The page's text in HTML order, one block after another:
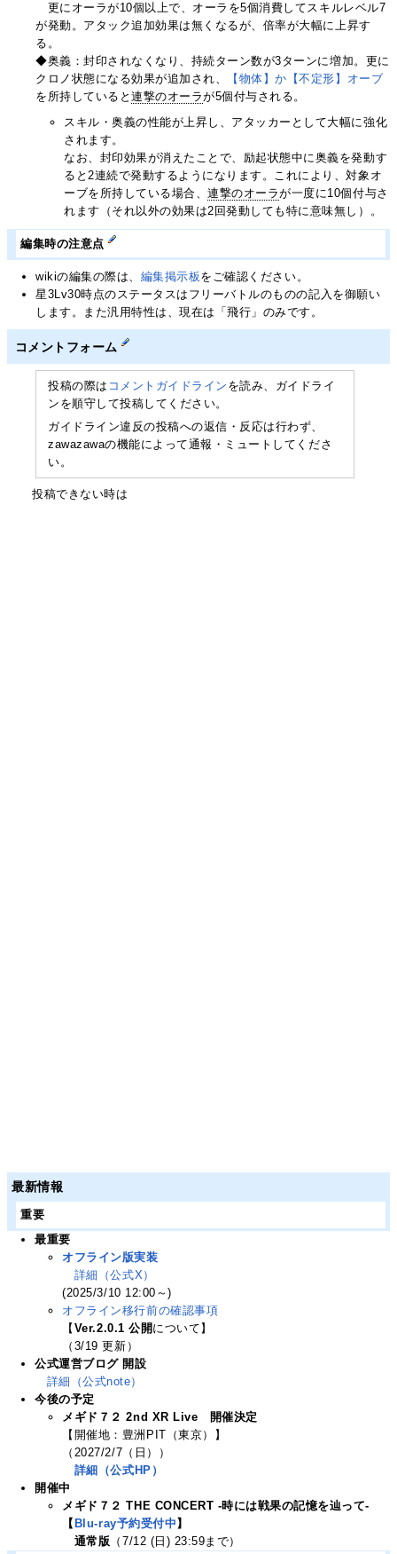
更にオーラが10個以上で、オーラを5個消費してスキルレベル7
が発動。アタック追加効果は無くなるが、倍率が大幅に上昇す
る。
◆奥義：封印されなくなり、持続ターン数が3ターンに増加。更に
クロノ状態になる効果が追加され、
【物体】か【不定形】オーブ
を所持していると連撃のオーラが5個付与される。
スキル・奥義の性能が上昇し、アタッカーとして大幅に強化
されます。
なお、封印効果が消えたことで、励起状態中に奥義を発動す
ると2連続で発動するようになります。これにより、対象オ
ーブを所持している場合、連撃のオーラが一度に10個付与さ
れます（それ以外の効果は2回発動しても特に意味無し）。
編集時の注意点
wikiの編集の際は、 編集掲示板をご確認ください。
星3Lv30時点のステータスはフリーバトルのものの記入を御願い
します。また汎用特性は、現在は「飛行」のみです。
コメントフォーム
投稿の際は コメントガイドライン を読み、ガイドライ
ンを順守して投稿してください。
ガイドライン違反の投稿への返信・反応は行わず、
zawazawaの機能によって通報・ミュートしてくださ
い。
投稿できない時は
最新情報
重要
最重要
オフライン版実装
詳細（公式X）
(2025/3/10 12:00～)
オフライン移行前の確認事項
【 Ver.2.0.1 公開 について】
（3/19 更新）
公式運営ブログ 開設
詳細（公式note）
今後の予定
メギド７２ 2nd XR Live 開催決定
【開催地：豊洲PIT（東京）】
（2027/2/7（日））
詳細（公式HP）
開催中
メギド７２ THE CONCERT -時には戦果の記憶を辿って-
【 Blu-ray予約受付中 】
通常版 （7/12 (日) 23:59まで）